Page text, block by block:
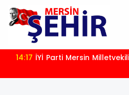
14:17 İYİ Parti Mersin